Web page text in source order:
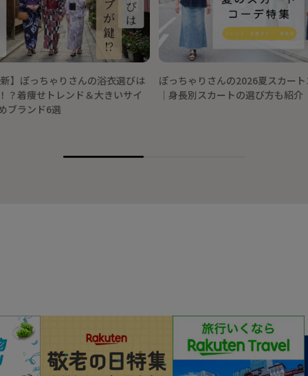
】ぽっちゃりさんの浴衣選びは
？着痩せトレンド＆大きいサイ
ブランド6選
ぽっちゃりさんの2026夏スカー
│身長別スカートの選び方も紹介